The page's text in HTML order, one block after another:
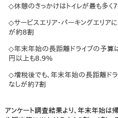
◇休憩のきっかけはトイレが最も多
◇サービスエリア・パーキングエリア
が約8割
◇年末年始の長距離ドライブの予算
円以上も8.9%
◇増税後でも、年末年始の長距離ド
なしが約7割
アンケート調査結果より、年末年始は